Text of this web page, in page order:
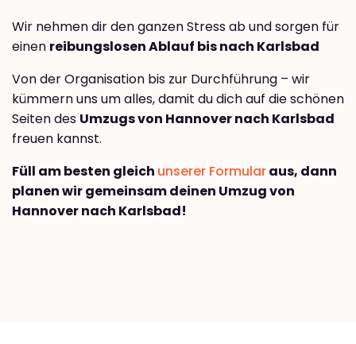
Wir nehmen dir den ganzen Stress ab und sorgen für
einen reibungslosen Ablauf bis nach Karlsbad
Von der Organisation bis zur Durchführung – wir
kümmern uns um alles, damit du dich auf die schönen
Seiten des Umzugs von Hannover nach Karlsbad
freuen kannst.
Füll am besten gleich unserer Formularaus, dann
planen wir gemeinsam deinen Umzug von
Hannover nach Karlsbad!